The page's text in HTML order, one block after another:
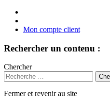
Mon compte client
Rechercher un contenu :
Chercher
Fermer et revenir au site